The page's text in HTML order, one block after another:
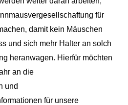
für
damit kein Mäuschen
und sich mehr Halter an solch
heranwagen. Hierfür möchten
an die
und
für unsere